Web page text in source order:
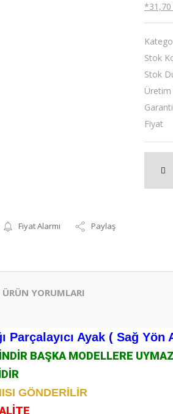
Fiyat Alarmı Paylaş
*31,70
Stok
Stok
Üretim
Fiyat
ÜRÜN YORUMLARI
Parçalayıcı Ayak ( Sağ Yön
BAŞKA MODELLERE
GÖNDERİLİR